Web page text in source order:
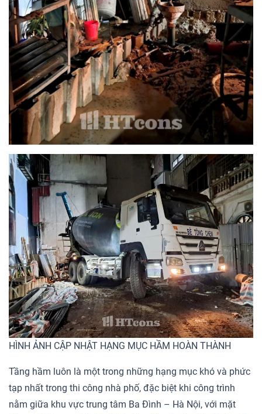
HÌNH ẢNH CẬP NHẬT HẠNG MỤC HẦM HOÀN THÀNH
Tầng hầm luôn là một trong những hạng mục khó và phức
tạp nhất trong thi công nhà phố, đặc biệt khi công trình
nằm giữa khu vực trung tâm Ba Đình – Hà Nội, với mặt